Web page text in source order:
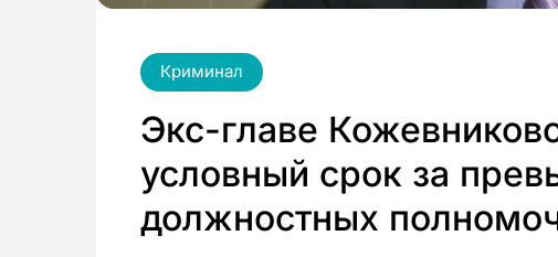
Криминал
Экс-главе
условный срок за
должностных